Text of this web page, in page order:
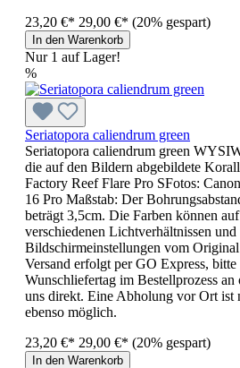
23,20 €* 29,00 €* (20% gespart)
In den Warenkorb
Nur 1 auf Lager!
%
Seriatopora caliendrum green
Seriatopora caliendrum green
die auf den Bildern abgebildete
Factory Reef Flare Pro SFotos:
16 Pro Maßstab: Der
beträgt 3,5cm. Die Farben können
verschiedenen Lichtverhältnissen und
Bildschirmeinstellungen vom
Versand erfolgt per GO Express, bitte
Wunschliefertag im Bestellprozess
uns direkt. Eine Abholung vor Ort ist
ebenso möglich.
23,20 €* 29,00 €* (20% gespart)
In den Warenkorb